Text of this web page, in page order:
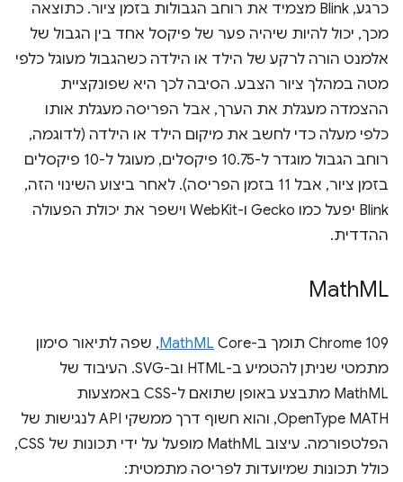
כרגע, Blink מצמיד את רוחב הגבולות בזמן ציור. כתוצאה
מכך, יכול להיות שיהיה פער של פיקסל אחד בין הגבול של
אלמנט הורה לרקע של הילד או הילדה כשהגבול מעוגל כלפי
מטה במהלך ציור הצבע. הסיבה לכך היא שפונקציית
ההצמדה מעגלת את הערך, אבל הפריסה מעגלת אותו
כלפי מעלה כדי לחשב את מיקום הילד או הילדה (לדוגמה,
רוחב הגבול מוגדר ל-10.75 פיקסלים, מעוגל ל-10 פיקסלים
בזמן ציור, אבל 11 בזמן הפריסה). לאחר ביצוע השינוי הזה,
Blink יפעל כמו Gecko ו-WebKit וישפר את יכולת הפעולה
ההדדית.
MathML
Chrome 109 תומך ב- MathMLCore, שפה לתיאור סימון
מתמטי שניתן להטמיע ב-HTML וב-SVG. העיבוד של
MathML מתבצע באופן שתואם ל-CSS באמצעות
OpenType MATH, והוא חשוף דרך ממשקי API לנגישות של
הפלטפורמה. עיצוב MathML מופעל על ידי תכונות של CSS,
כולל תכונות שמיועדות לפריסה מתמטית: